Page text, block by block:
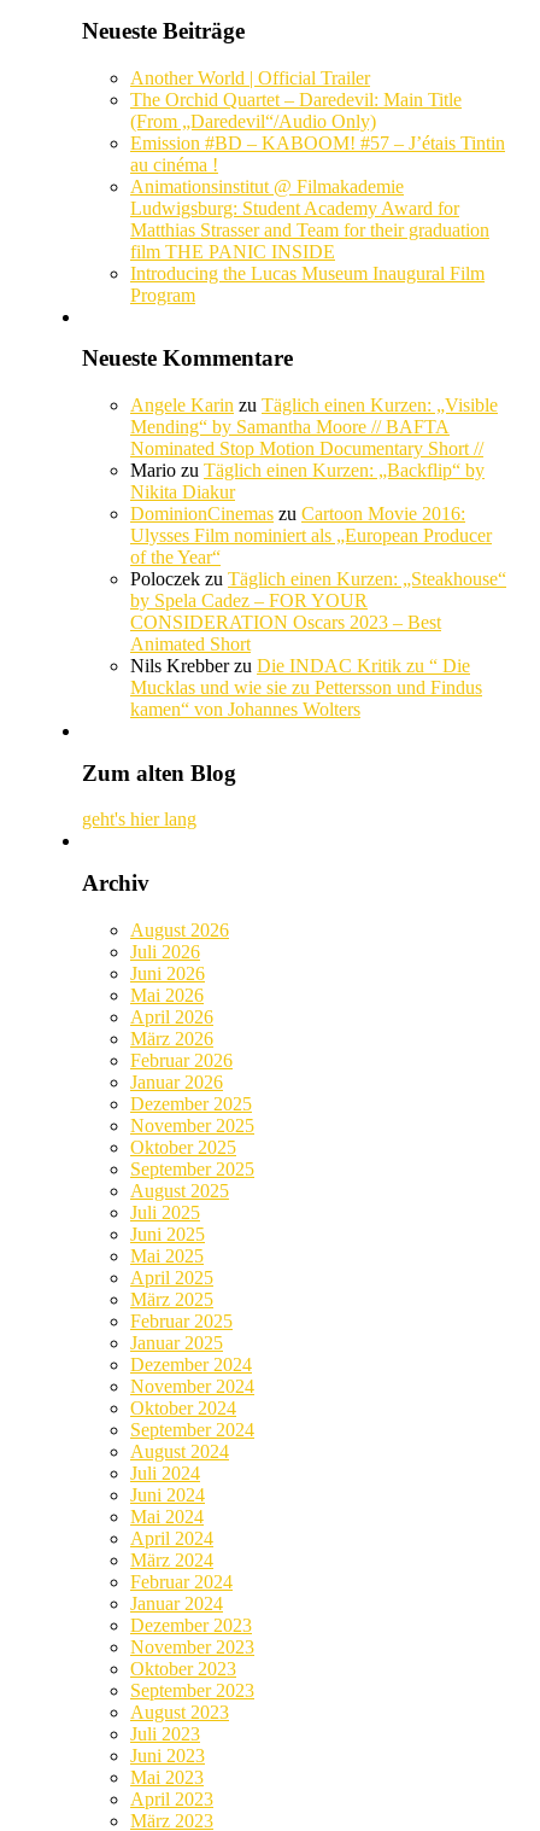
Neueste Beiträge
Another World | Official Trailer
The Orchid Quartet – Daredevil: Main Title
(From „Daredevil“/Audio Only)
Emission #BD – KABOOM! #57 – J’étais Tintin
au cinéma !
Animationsinstitut @ Filmakademie
Ludwigsburg: Student Academy Award for
Matthias Strasser and Team for their graduation
film THE PANIC INSIDE
Introducing the Lucas Museum Inaugural Film
Program
Neueste Kommentare
Angele Karin zu Täglich einen Kurzen: „Visible
Mending“ by Samantha Moore // BAFTA
Nominated Stop Motion Documentary Short //
Mario zu Täglich einen Kurzen: „Backflip“ by
Nikita Diakur
DominionCinemas zu Cartoon Movie 2016:
Ulysses Film nominiert als „European Producer
of the Year“
Poloczek zu Täglich einen Kurzen: „Steakhouse“
by Spela Cadez – FOR YOUR
CONSIDERATION Oscars 2023 – Best
Animated Short
Nils Krebberzu Die INDAC Kritik zu “ Die
Mucklas und wie sie zu Pettersson und Findus
kamen“ von Johannes Wolters
Zum alten Blog
geht's hier lang
Archiv
August 2026
Juli 2026
Juni 2026
Mai 2026
April 2026
März 2026
Februar 2026
Januar 2026
Dezember 2025
November 2025
Oktober 2025
September 2025
August 2025
Juli 2025
Juni 2025
Mai 2025
April 2025
März 2025
Februar 2025
Januar 2025
Dezember 2024
November 2024
Oktober 2024
September 2024
August 2024
Juli 2024
Juni 2024
Mai 2024
April 2024
März 2024
Februar 2024
Januar 2024
Dezember 2023
November 2023
Oktober 2023
September 2023
August 2023
Juli 2023
Juni 2023
Mai 2023
April 2023
März 2023